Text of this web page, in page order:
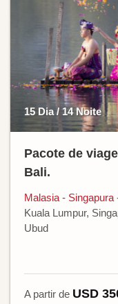
15 Dia / 14 Noite
Pacote de
Bali.
Malasia - Singapura
Kuala Lumpur,
Ubud
A partir de USD